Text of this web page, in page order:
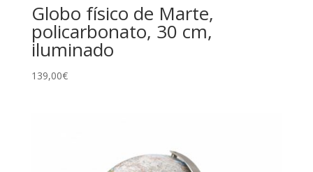
Globo físico de Marte,
policarbonato, 30 cm,
iluminado
139,00€